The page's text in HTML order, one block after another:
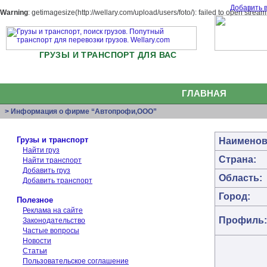
Warning: getimagesize(http://wellary.com/upload/users/foto/): failed to open
ГРУЗЫ И ТРАНСПОРТ ДЛЯ ВАС
Добавить
ГЛАВНАЯ
> Информация о фирме “Автопрофи,ООО”
Грузы и транспорт
Найти груз
Найти транспорт
Добавить груз
Добавить транспорт
Полезное
Реклама на сайте
Законодательство
Частые вопросы
Новости
Статьи
Пользовательское соглашение
Страна:
Область:
Город:
Профиль: